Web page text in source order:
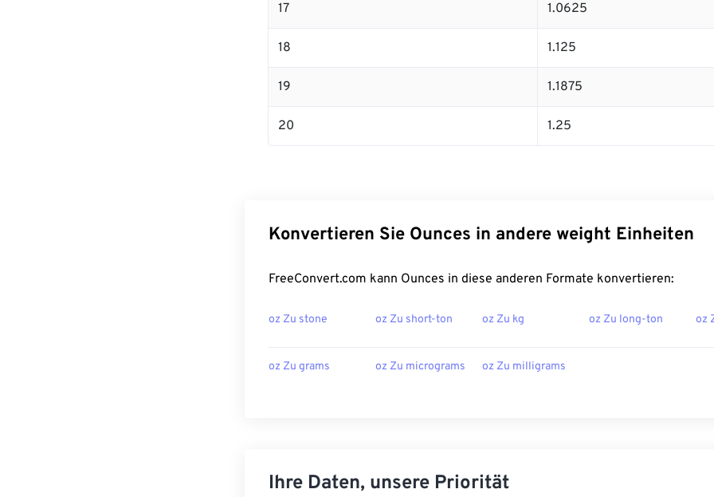
17 1.0625
18 1.125
19 1.1875
20 1.25
Konvertieren Sie Ounces in andere weight Einheiten
FreeConvert.com kann Ounces in diese anderen Formate konvertieren:
oz Zu stone oz Zu short-ton oz Zu kg oz Zu long-ton oz
oz Zu grams oz Zu micrograms oz Zu milligrams
Ihre Daten, unsere Priorität